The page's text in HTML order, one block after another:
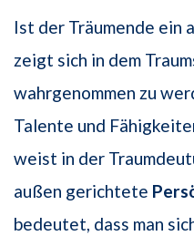
Ist der Träumende ein
zeigt sich in dem
wahrgenommen zu
Talente und
weist in der
außen gerichtete
bedeutet, dass man